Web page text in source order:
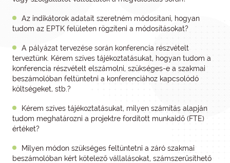
Az indikátorok adatait szeretném módosítani, hogyan
tudom az EPTK felületen rögzíteni a módosításokat?
A pályázat tervezése során konferencia részvételt
terveztünk. Kérem szíves tájékoztatásukat, hogyan tudom a
konferencia részvételt elszámolni, szükséges-e a szakmai
beszámolóban feltüntetni a konferenciához kapcsolódó
költségeket, stb.?
Kérem szíves tájékoztatásukat, milyen számítás alapján
tudom meghatározni a projektre fordított munkaidő (FTE)
értéket?
Milyen módon szükséges feltüntetni a záró szakmai
beszámolóban kért kötelező vállalásokat, számszerűsíthető